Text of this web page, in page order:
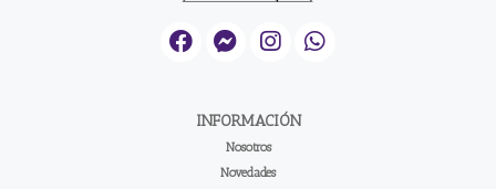
INFORMACIÓN
Nosotros
Novedades